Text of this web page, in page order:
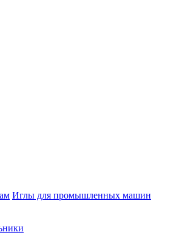
Иглы для промышленных машин